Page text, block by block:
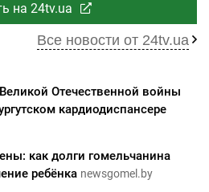
на 24tv.ua
Все новости от 24tv.ua
Отечественной войны
кардиодиспансере
как долги гомельчанина
ребёнка newsgomel.by